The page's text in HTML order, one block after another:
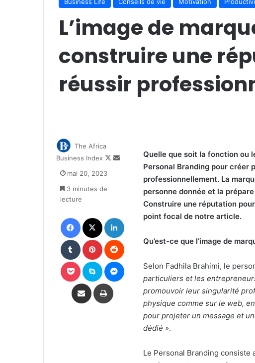
L’image de
construire une
réussir
Quelle que soit la fonction ou
Personal Branding pour créer
professionnellement. La
personne donnée et la
Construire une réputation
point focal de notre article.
Qu’est-ce que l’image de
Selon Fadhila Brahimi, le
particuliers et les
promouvoir leur singularité
physique comme sur le web,
pour projeter un message et
dédié ».
Le Personal Branding
The Africa
Business Index
Follow
Envoyer
mai 20, 2023
3 minutes de
lecture
Facebook Linkedin
Tumblr PinterestReddit
Pocket Skype
Partager par email Imprimer